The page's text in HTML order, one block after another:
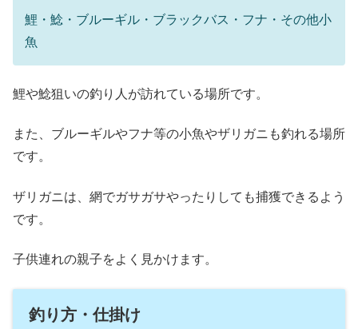
鯉・鯰・ブルーギル・ブラックバス・フナ・その他小
魚
鯉や鯰狙いの釣り人が訪れている場所です。
また、ブルーギルやフナ等の小魚やザリガニも釣れる場所
です。
ザリガニは、網でガサガサやったりしても捕獲できるよう
です。
子供連れの親子をよく見かけます。
釣り方・仕掛け